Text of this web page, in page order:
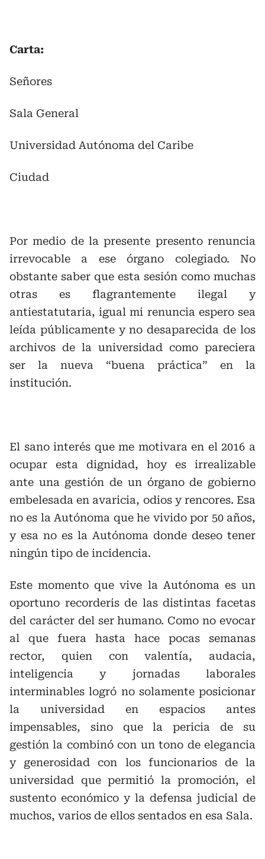
Carta:
Señores
Sala General
Universidad Autónoma del Caribe
Ciudad
Por medio de la presente presento renuncia
irrevocable a ese órgano colegiado. No
obstante saber que esta sesión como muchas
otras es flagrantemente ilegal y
antiestatutaria, igual mi renuncia espero sea
leída públicamente y no desaparecida de los
archivos de la universidad como pareciera
ser la nueva “buena práctica” en la
institución.
El sano interés que me motivara en el 2016 a
ocupar esta dignidad, hoy es irrealizable
ante una gestión de un órgano de gobierno
embelesada en avaricia, odios y rencores. Esa
no es la Autónoma que he vivido por 50 años,
y esa no es la Autónoma donde deseo tener
ningún tipo de incidencia.
Este momento que vive la Autónoma es un
oportuno recorderis de las distintas facetas
del carácter del ser humano. Como no evocar
al que fuera hasta hace pocas semanas
rector, quien con valentía, audacia,
inteligencia y jornadas laborales
interminables logró no solamente posicionar
la universidad en espacios antes
impensables, sino que la pericia de su
gestión la combinó con un tono de elegancia
y generosidad con los funcionarios de la
universidad que permitió la promoción, el
sustento económico y la defensa judicial de
muchos, varios de ellos sentados en esa Sala.